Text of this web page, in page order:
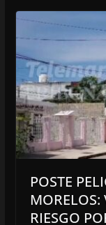
POSTE
MORELOS:
RIESGO